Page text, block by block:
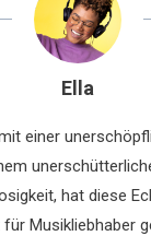
Ella
einer
hat diese
Musikliebhaber